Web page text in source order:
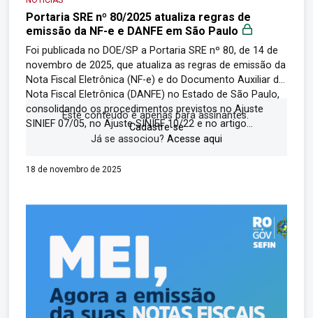
Portaria SRE nº 80/2025 atualiza regras de
emissão da NF-e e DANFE em São Paulo
Foi publicada no DOE/SP a Portaria SRE nº 80, de 14 de
novembro de 2025, que atualiza as regras de emissão da
Nota Fiscal Eletrônica (NF-e) e do Documento Auxiliar da
Nota Fiscal Eletrônica (DANFE) no Estado de São Paulo,
consolidando os procedimentos previstos no Ajuste
SINIEF 07/05, no Ajuste SINIEF 10/22 e no artigo...
Este conteúdo é apenas para assinantes.
Cadastre-se
Já se associou? Acesse aqui
18 de novembro de 2025